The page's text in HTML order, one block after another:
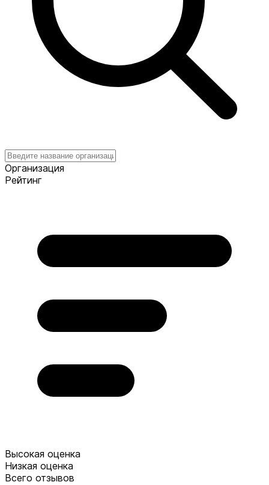
Организация
Рейтинг
Высокая оценка
Низкая оценка
Всего отзывов